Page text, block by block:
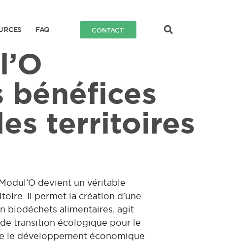
FAQ CONTACT
bénéfices
territoires
devient un véritable
Il permet la création d’une
biodéchets alimentaires, agit
transition écologique pour le
le développement économique